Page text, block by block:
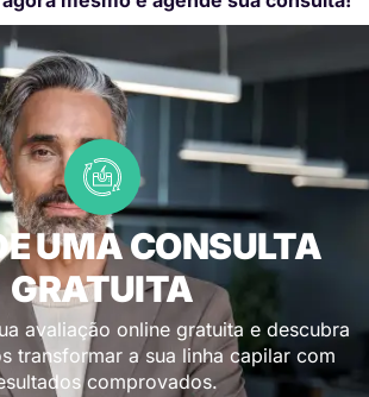
UMA CONSULTA
GRATUITA
avaliação online gratuita e descubra
transformar a sua linha capilar com
comprovados.